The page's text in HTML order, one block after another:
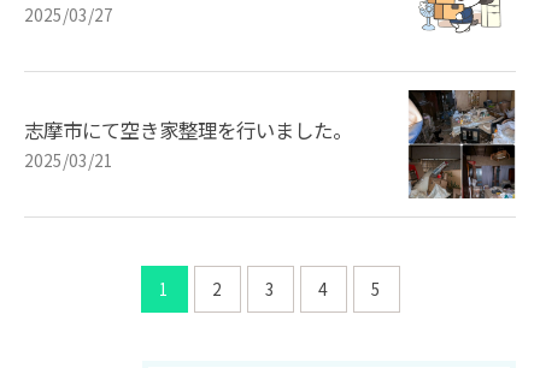
2025/03/27
志摩市にて空き家整理を行いました。
2025/03/21
1 2 3 4 5